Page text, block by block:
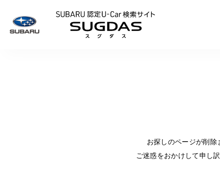
お探しのページが削
ご迷惑をおかけして申し